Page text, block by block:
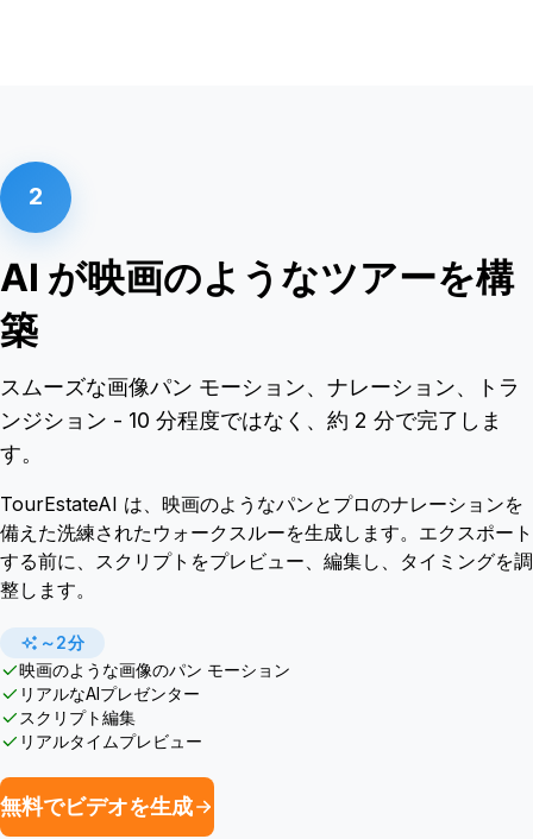
2
AI が映画のようなツアーを構
築
スムーズな画像パン モーション、ナレーション、トラ
ンジション - 10 分程度ではなく、約 2 分で完了しま
す。
TourEstateAI は、映画のようなパンとプロのナレーションを
備えた洗練されたウォークスルーを生成します。エクスポート
する前に、スクリプトをプレビュー、編集し、タイミングを調
整します。
～2分
映画のような画像のパン モーション
リアルなAIプレゼンター
スクリプト編集
リアルタイムプレビュー
無料でビデオを生成